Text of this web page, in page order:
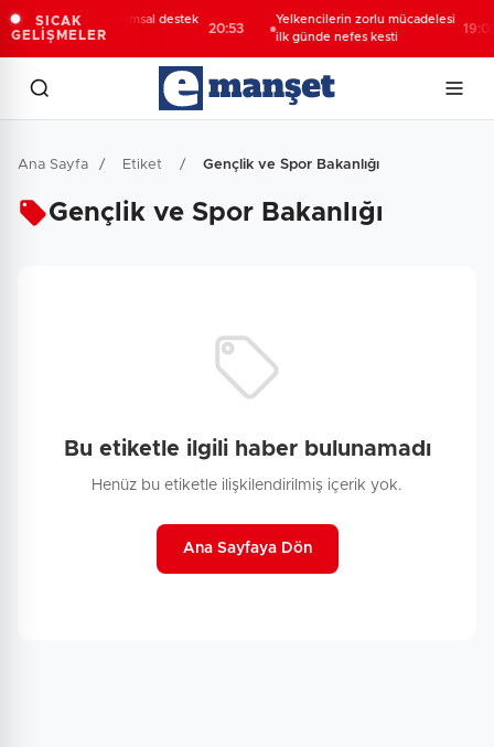
SICAK
GELİŞMELER
688 milyon TL tarımsal destek
hesaplarda
20:53
Yelkencilerin zorlu mücadelesi
ilk günde nefes kesti
19:02
Ana Sayfa / Etiket / Gençlik ve Spor Bakanlığı
Gençlik ve Spor Bakanlığı
Bu etiketle ilgili haber bulunamadı
Henüz bu etiketle ilişkilendirilmiş içerik yok.
Ana Sayfaya Dön